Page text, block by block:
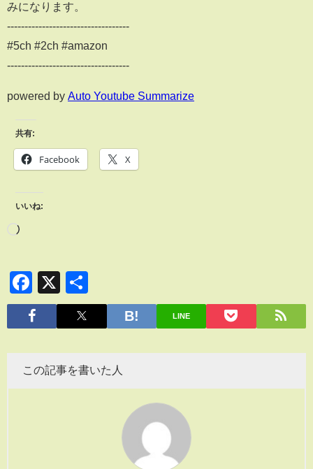
みになります。
-----------------------------------
#5ch #2ch #amazon
-----------------------------------
powered by Auto Youtube Summarize
共有:
Facebook X
いいね:
Facebook
X
有
LINE
この記事を書いた人